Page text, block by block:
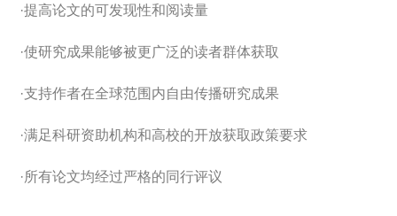
·提高论文的可发现性和阅读量
·使研究成果能够被更广泛的读者群体获取
·支持作者在全球范围内自由传播研究成果
·满足科研资助机构和高校的开放获取政策要求
·所有论文均经过严格的同行评议